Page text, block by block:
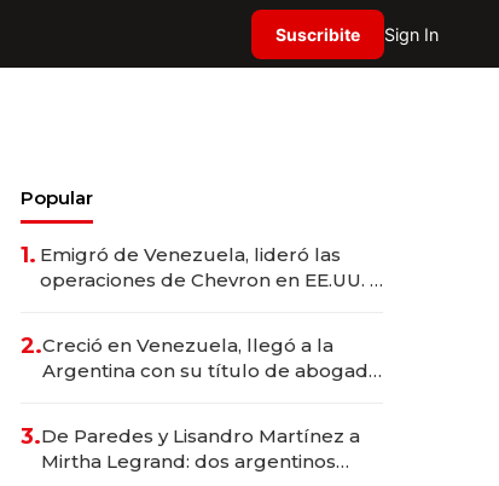
Suscribite Sign In
Popular
1. Emigró de Venezuela, lideró las
operaciones de Chevron en EE.UU. y
2.Creció en Venezuela, llegó a la
Argentina con su título de abogado
marcas "fast premium"
3.De Paredes y Lisandro Martínez a
Mirtha Legrand: dos argentinos